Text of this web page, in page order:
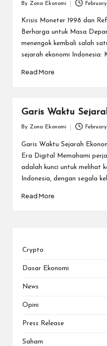
Posted
by
By Zona Ekonomi
Krisis Moneter 1998 dan
Berharga untuk Masa
menengok kembali salah
sejarah ekonomi Indonesia:
Read More
Garis Waktu
by
By Zona Ekonomi
Garis Waktu Sejarah
Era Digital Memahami
adalah kunci untuk melihat
Indonesia, dengan segala
Read More
Crypto
Dasar Ekonomi
News
Opini
Press Release
Saham